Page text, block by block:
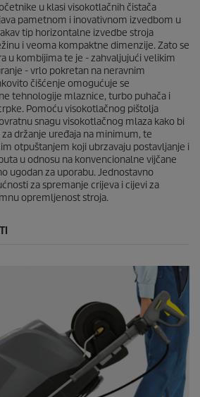
u klasi visokotlačnih čistača
pametnom i inovativnom izvedbom u
tip horizontalne izvedbe stroja
i veoma kompaktne dimenzije. Zato se
u kombijima te je - zahvaljujući velikim
- vrlo pokretan na neravnim
čišćenje omogućuje se
tehnologije mlaznice, turbo puhača i
Pomoću visokotlačnog pištolja
snagu visokotlačnog mlaza kako bi
držanje uređaja na minimum, te
otpuštanjem koji ubrzavaju postavljanje i
u odnosu na konvencionalne vijčane
ugodan za uporabu. Jednostavno
za spremanje crijeva i cijevi za
opremljenost stroja.